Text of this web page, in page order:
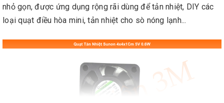
nhỏ gọn, được ứng dụng rộng rãi dùng để tản nhiệt, DIY các
loại quạt điều hòa mini, tản nhiệt cho sò nóng lạnh...